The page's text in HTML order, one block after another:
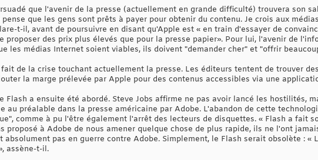
que l'avenir de la presse (actuellement en grande difficulté) trouvera son
pense que les gens sont prêts à payer pour obtenir du contenu. Je crois aux
t-il, avant de poursuivre en disant qu'Apple est « en train d'essayer de
proposer des prix plus élevés que pour la presse papier». Pour lui, l'avenir de
les médias Internet soient viables, ils doivent "demander cher" et "offrir
de la crise touchant actuellement la presse. Les éditeurs tentent de trouver
la marge prélevée par Apple pour des contenus accessibles via une
Flash a ensuite été abordé. Steve Jobs affirme ne pas avoir lancé les hostilités,
au préalable dans la presse américaine par Adobe. L'abandon de cette
comme à pu l'être également l'arrêt des lecteurs de disquettes. « Flash a fait
proposé à Adobe de nous amener quelque chose de plus rapide, ils ne l'ont
absolument pas en guerre contre Adobe. Simplement, le Flash serait obsolète : «
assène-t-il.